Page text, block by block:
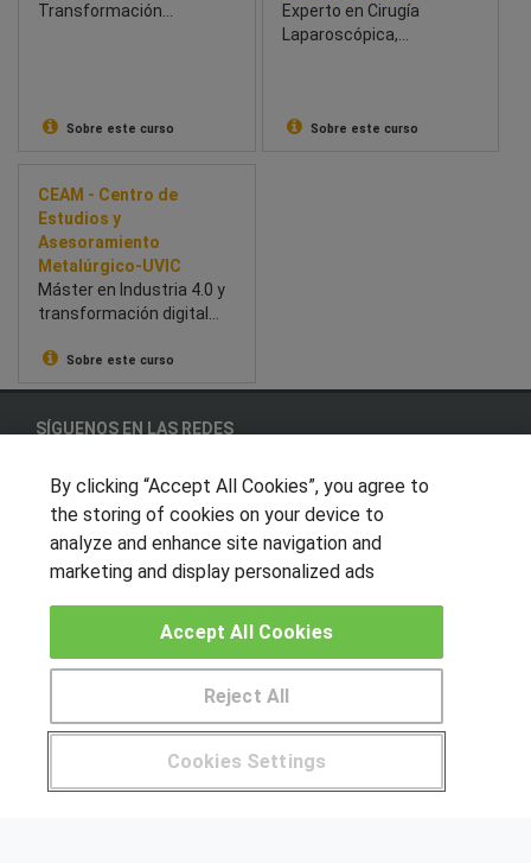
Transformación
Sobre este curso
Experto en Cirugía
Laparoscópica,
Sobre este curso
CEAM - Centro de
Estudios y
Asesoramiento
Metalúrgico-UVIC
Máster en Industria 4.0 y
transformación digital
financiación)
Sobre este curso
Pide más información al centro
¿Tienes alguna duda? 900 264 357
SÍGUENOS EN LAS REDES
OTROS GRUPOS DE INTERES
Muro de los idiomas
Locos por las becas
Publicar cursos
By clicking “Accept All Cookies”, you agree to
the storing of cookies on your device to
analyze and enhance site navigation and
marketing and display personalized ads
Cookies Settings
Reject All
Accept All Cookies